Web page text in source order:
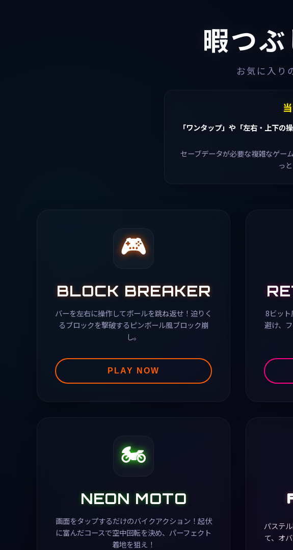
暇つ
お気に入り
「ワンタップ」や「左右・上下の
セーブデータが必要な複雑なゲー
っ
🎮
BLOCK BREAKER
バーを左右に操作してボールを跳ね返せ！迫りく
るブロックを撃破するピンボール風ブロック崩
し。
PLAY NOW
8ビッ
避け、
🏍️
NEON MOTO
画面をタップするだけのバイクアクション！起伏
に富んだコースで空中回転を決め、パーフェクト
着地を狙え！
パステ
て、オ